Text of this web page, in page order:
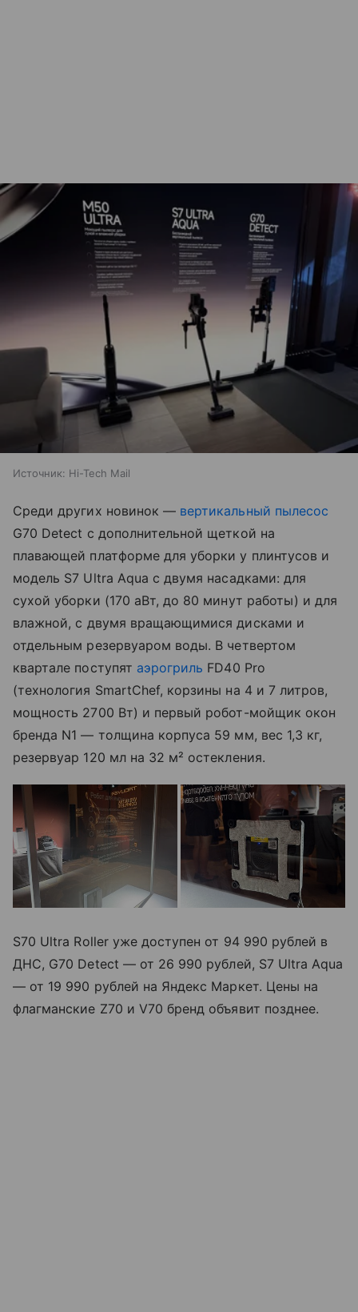
Источник: Hi-Tech Mail
Среди других новинок — вертикальный пылесос
G70 Detect с дополнительной щеткой на
плавающей платформе для уборки у плинтусов и
модель S7 Ultra Aqua с двумя насадками: для
сухой уборки (170 аВт, до 80 минут работы) и для
влажной, с двумя вращающимися дисками и
отдельным резервуаром воды. В четвертом
квартале поступят аэрогриль FD40 Pro
(технология SmartChef, корзины на 4 и 7 литров,
мощность 2700 Вт) и первый робот-мойщик окон
бренда N1 — толщина корпуса 59 мм, вес 1,3 кг,
резервуар 120 мл на 32 м² остекления.
S70 Ultra Roller уже доступен от 94 990 рублей в
ДНС, G70 Detect — от 26 990 рублей, S7 Ultra Aqua
— от 19 990 рублей на Яндекс Маркет. Цены на
флагманские Z70 и V70 бренд объявит позднее.